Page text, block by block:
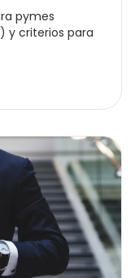
pymes
y criterios para